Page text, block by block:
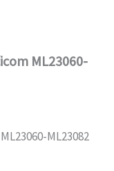
ML23060-
ML23082